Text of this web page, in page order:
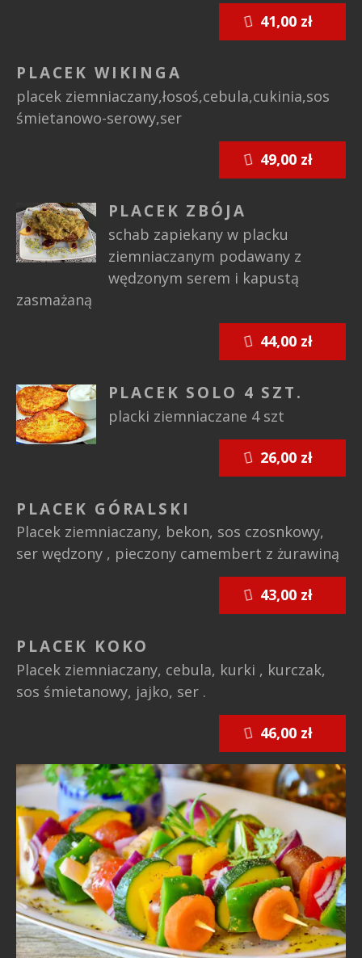
PLACEK WIKINGA
placek ziemniaczany,łosoś,cebula,cukinia,sos
śmietanowo-serowy,ser
PLACEK ZBÓJA
schab zapiekany w placku
ziemniaczanym podawany z
wędzonym serem i kapustą
zasmażaną
PLACEK SOLO 4 SZT.
placki ziemniaczane 4 szt
PLACEK GÓRALSKI
Placek ziemniaczany, bekon, sos czosnkowy,
ser wędzony , pieczony camembert z żurawiną
PLACEK KOKO
Placek ziemniaczany, cebula, kurki , kurczak,
sos śmietanowy, jajko, ser .